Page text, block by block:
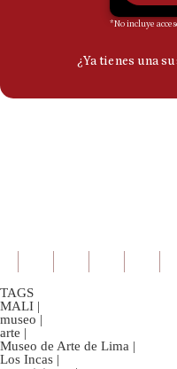
TAGS
MALI |
museo |
arte |
Museo de Arte de Lima |
Los Incas |